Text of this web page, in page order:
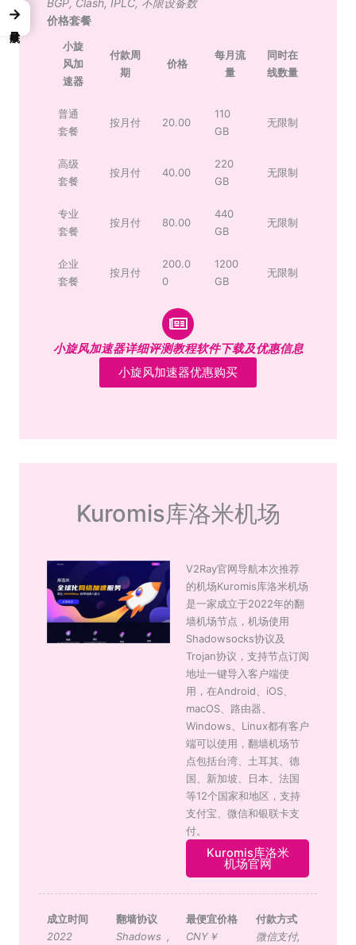
BGP, Clash, IPLC, 不限设备数
价格套餐
小旋
风加
速器
付款周
期
价格
每月流
量
同时在
线数量
普通
套餐
按月付 20.00
110
GB
无限制
高级
套餐
按月付 40.00
220
GB
无限制
专业
套餐
按月付 80.00
440
GB
无限制
企业
套餐
按月付
200.0
0
1200
GB
无限制
小旋风加速器详细评测教程软件下载及优惠信息
小旋风加速器优惠购买
Kuromis库洛米机场
V2Ray官网导航本次推荐
的机场Kuromis库洛米机场
是一家成立于2022年的翻
墙机场节点，机场使用
Shadowsocks协议及
Trojan协议，支持节点订阅
地址一键导入客户端使
用，在Android、iOS、
macOS、路由器、
Windows、Linux都有客户
端可以使用，翻墙机场节
点包括台湾、土耳其、德
国、新加坡、日本、法国
等12个国家和地区，支持
支付宝、微信和银联卡支
付。
Kuromis库洛米
机场官网
成立时间
2022
翻墙协议
Shadows ,
最便宜价格
CNY￥
付款方式
微信支付,
→